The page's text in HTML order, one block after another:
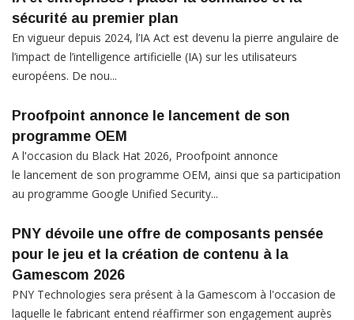
sécurité au premier plan
En vigueur depuis 2024, l’IA Act est devenu la pierre angulaire de
l’impact de l’intelligence artificielle (IA) sur les utilisateurs
européens. De nou...
Proofpoint annonce le lancement de son
programme OEM
A l'occasion du Black Hat 2026, Proofpoint annonce
le lancement de son programme OEM, ainsi que sa participation
au programme Google Unified Security...
PNY dévoile une offre de composants pensée
pour le jeu et la création de contenu à la
Gamescom 2026
PNY Technologies sera présent à la Gamescom à l'occasion de
laquelle le fabricant entend réaffirmer son engagement auprès